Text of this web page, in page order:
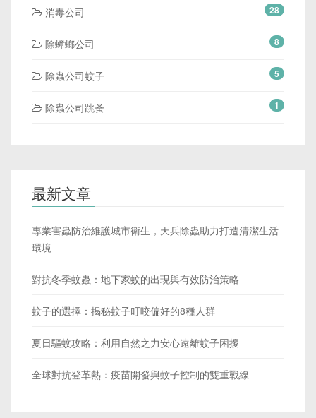
消毒公司 28
除蟑螂公司 8
除蟲公司蚊子 5
除蟲公司跳蚤 1
最新文章
專業害蟲防治維護城市衛生，天兵除蟲助力打造清潔生活
環境
對抗冬季蚊蟲：地下家蚊的出現與有效防治策略
蚊子的選擇：揭秘蚊子叮咬偏好的8種人群
夏日驅蚊攻略：利用自然之力安心遠離蚊子困擾
全球對抗登革熱：疫苗開發與蚊子控制的雙重戰線